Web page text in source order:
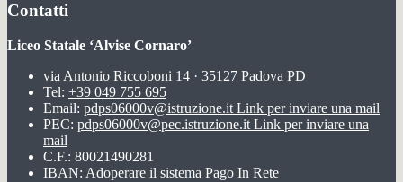
Contatti
Liceo Statale ‘Alvise Cornaro’
via Antonio Riccoboni 14 · 35127 Padova PD
Tel: +39 049 755 695
Email: pdps06000v@istruzione.it Link per inviare una mail
PEC: pdps06000v@pec.istruzione.it Link per inviare una
mail
C.F.: 80021490281
IBAN: Adoperare il sistema Pago In Rete